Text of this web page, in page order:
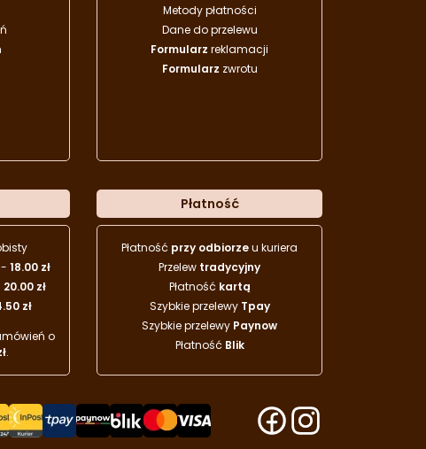
Metody płatności
Dane do przelewu
Formularz reklamacji
Formularz zwrotu
- 18.00 zł
20.00 zł
zł
o
.
Płatność
Płatność przy odbiorzeu kuriera
Przelew tradycyjny
Płatność kartą
Szybkie przelewy Tpay
Szybkie przelewy Paynow
Płatność Blik